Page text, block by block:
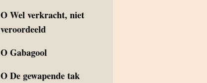
OWel verkracht, niet
veroordeeld
OGabagool
ODe gewapende tak